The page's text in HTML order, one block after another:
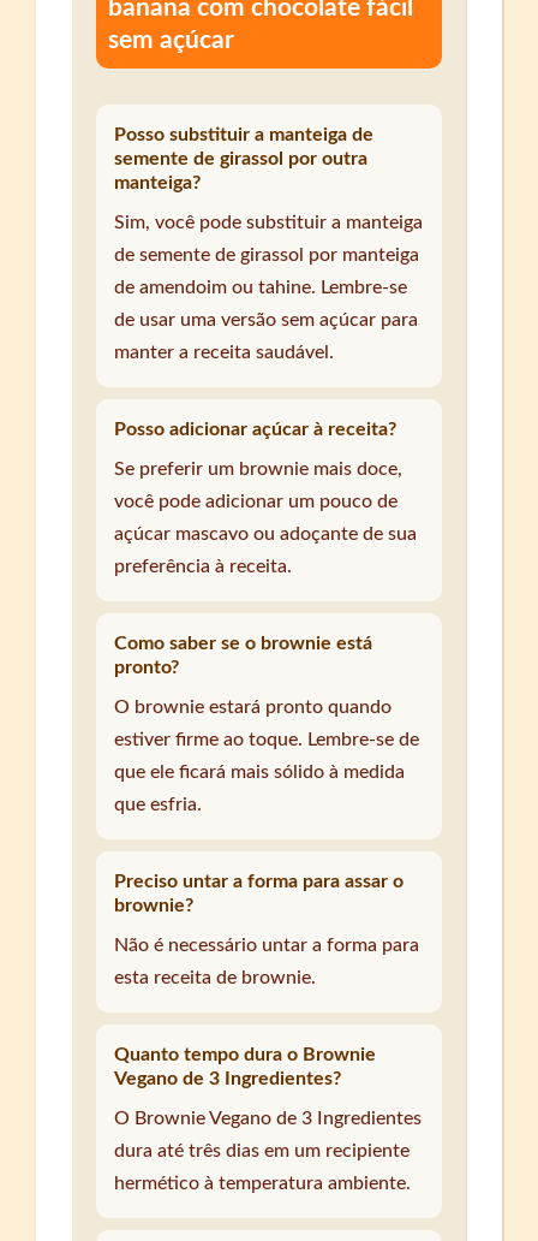
banana com chocolate fácil
sem açúcar
Posso substituir a manteiga de
semente de girassol por outra
manteiga?
Sim, você pode substituir a manteiga
de semente de girassol por manteiga
de amendoim ou tahine. Lembre-se
de usar uma versão sem açúcar para
manter a receita saudável.
Posso adicionar açúcar à receita?
Se preferir um brownie mais doce,
você pode adicionar um pouco de
açúcar mascavo ou adoçante de sua
preferência à receita.
Como saber se o brownie está
pronto?
O brownie estará pronto quando
estiver firme ao toque. Lembre-se de
que ele ficará mais sólido à medida
que esfria.
Preciso untar a forma para assar o
brownie?
Não é necessário untar a forma para
esta receita de brownie.
Quanto tempo dura o Brownie
Vegano de 3 Ingredientes?
O Brownie Vegano de 3 Ingredientes
dura até três dias em um recipiente
hermético à temperatura ambiente.